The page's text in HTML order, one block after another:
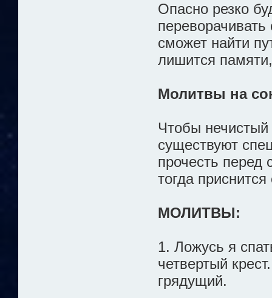
Опасно резко
сможет найти
лишится
Молитвы на
Чтобы
существуют
прочесть перед
тогда
МОЛИТВЫ:
1. Ложусь я
четвертый
грядущий.